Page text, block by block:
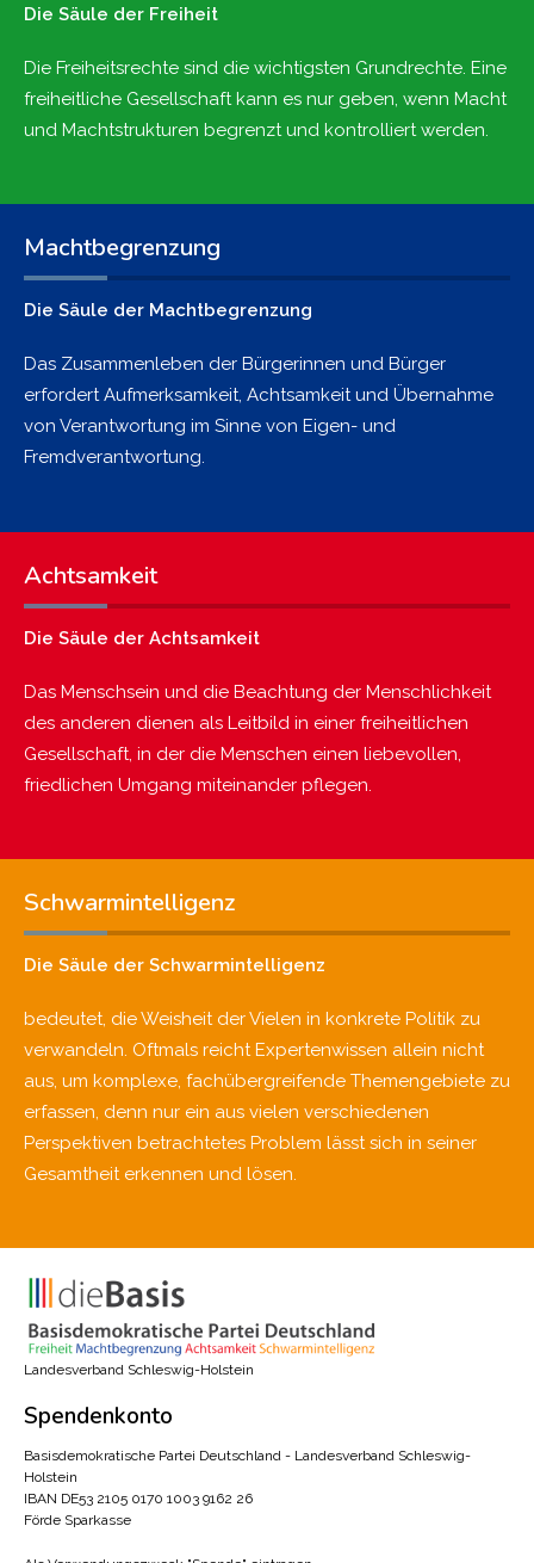
Die Säule der Freiheit
Die Freiheitsrechte sind die wichtigsten Grundrechte. Eine
freiheitliche Gesellschaft kann es nur geben, wenn Macht
und Machtstrukturen begrenzt und kontrolliert werden.
Machtbegrenzung
Die Säule der Machtbegrenzung
Das Zusammenleben der Bürgerinnen und Bürger
erfordert Aufmerksamkeit, Achtsamkeit und Übernahme
von Verantwortung im Sinne von Eigen- und
Fremdverantwortung.
Achtsamkeit
Die Säule der Achtsamkeit
Das Menschsein und die Beachtung der Menschlichkeit
des anderen dienen als Leitbild in einer freiheitlichen
Gesellschaft, in der die Menschen einen liebevollen,
friedlichen Umgang miteinander pflegen.
Schwarmintelligenz
Die Säule der Schwarmintelligenz
bedeutet, die Weisheit der Vielen in konkrete Politik zu
verwandeln. Oftmals reicht Expertenwissen allein nicht
aus, um komplexe, fachübergreifende Themengebiete zu
erfassen, denn nur ein aus vielen verschiedenen
Perspektiven betrachtetes Problem lässt sich in seiner
Gesamtheit erkennen und lösen.
Landesverband Schleswig-Holstein
Spendenkonto
Basisdemokratische Partei Deutschland - Landesverband Schleswig-
Holstein
IBAN DE53 2105 0170 1003 9162 26
Förde Sparkasse